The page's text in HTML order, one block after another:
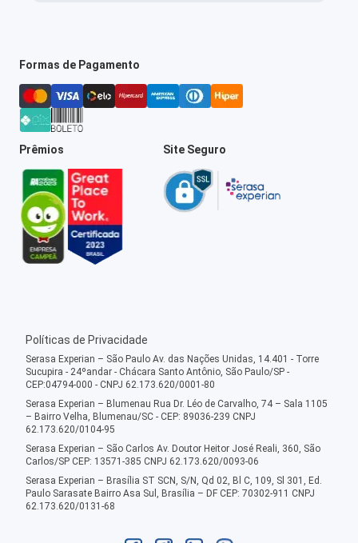
Formas de Pagamento
Prêmios Site Seguro
Políticas de Privacidade
Serasa Experian – São Paulo Av. das Nações Unidas, 14.401 - Torre
Sucupira - 24ºandar - Chácara Santo Antônio, São Paulo/SP -
CEP:04794-000 - CNPJ 62.173.620/0001-80
Serasa Experian – Blumenau Rua Dr. Léo de Carvalho, 74 – Sala 1105
– Bairro Velha, Blumenau/SC - CEP: 89036-239 CNPJ
62.173.620/0104-95
Serasa Experian – São Carlos Av. Doutor Heitor José Reali, 360, São
Carlos/SP CEP: 13571-385 CNPJ 62.173.620/0093-06
Serasa Experian – Brasília ST SCN, S/N, Qd 02, Bl C, 109, Sl 301, Ed.
Paulo Sarasate Bairro Asa Sul, Brasília – DF CEP: 70302-911 CNPJ
62.173.620/0131-68